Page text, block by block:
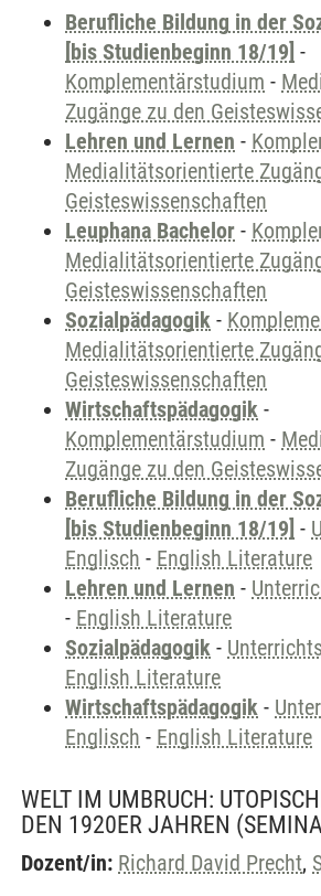
Berufliche Bildung in der
[bis Studienbeginn 18/19] -
Komplementärstudium -
Zugänge zu den
Lehren und Lernen -
Medialitätsorientierte
Geisteswissenschaften
Leuphana Bachelor -
Medialitätsorientierte
Geisteswissenschaften
Sozialpädagogik -
Medialitätsorientierte
Geisteswissenschaften
Wirtschaftspädagogik -
Komplementärstudium -
Zugänge zu den
Berufliche Bildung in der
[bis Studienbeginn 18/19] -
Englisch - English Literature
Lehren und Lernen -
- English Literature
Sozialpädagogik -
English Literature
Wirtschaftspädagogik -
Englisch - English Literature
WELT IM UMBRUCH:
DEN 1920ER JAHREN
Dozent/in: Richard David Precht,